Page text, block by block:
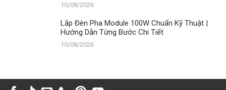
10/08/2026
Lắp Đèn Pha Module 100W Chuẩn Kỹ Thuật |
Hướng Dẫn Từng Bước Chi Tiết
10/08/2026